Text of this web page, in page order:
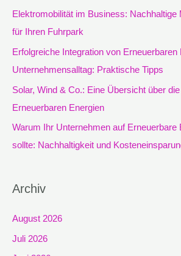
Elektromobilität im Business: Nachhaltige
für Ihren Fuhrpark
Erfolgreiche Integration von Erneuerbaren
Unternehmensalltag: Praktische Tipps
Solar, Wind & Co.: Eine Übersicht über
Erneuerbaren Energien
Warum Ihr Unternehmen auf Erneuerbare
sollte: Nachhaltigkeit und
Archiv
August 2026
Juli 2026